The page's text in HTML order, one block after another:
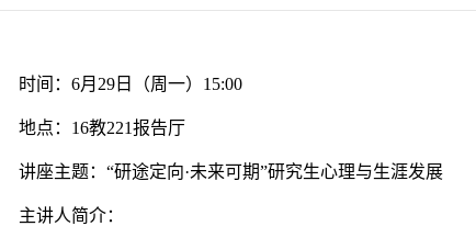
时间：6月29日（周一）15:00
地点：16教221报告厅
讲座主题：“研途定向·未来可期”研究生心理与生涯发展
主讲人简介：